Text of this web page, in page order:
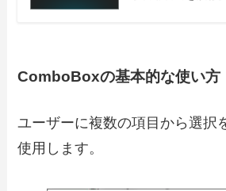
ComboBoxの基本的な使い方
ユーザーに複数の項目から選択
使用します。